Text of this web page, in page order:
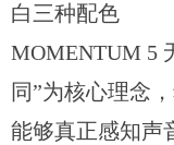
白三种配色
MOMENTUM 5
同”为核心理念
能够真正感知声